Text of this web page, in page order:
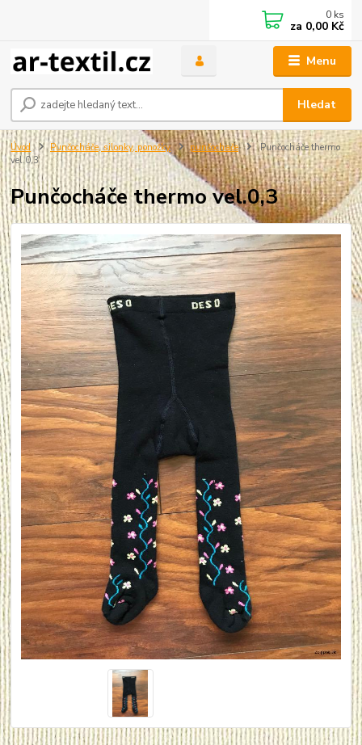
Menu
Hledat
0 ks
za 0,00 Kč
Úvod Punčocháče, silonky, ponožky punčochače
Punčocháče thermo
vel.0,3
Punčocháče thermo vel.0,3